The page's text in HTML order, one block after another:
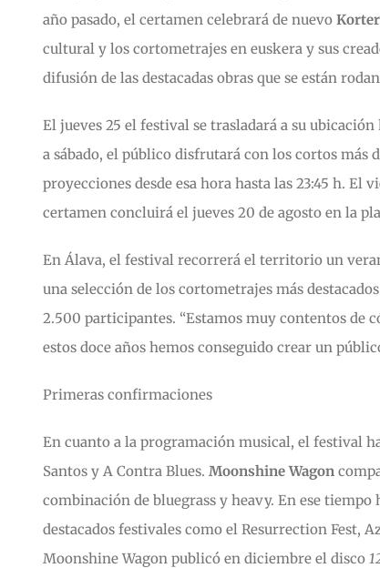
año pasado, el certamen celebrará de nuevo
cultural y los cortometrajes en euskera y sus
difusión de las destacadas obras que se están
El jueves 25 el festival se trasladará a su
a sábado, el público disfrutará con los cortos más
proyecciones desde esa hora hasta las 23:45 h.
certamen concluirá el jueves 20 de agosto en la
En Álava, el festival recorrerá el territorio un
una selección de los cortometrajes más
2.500 participantes. “Estamos muy contentos de
estos doce años hemos conseguido crear un
Primeras confirmaciones
En cuanto a la programación musical, el festival
Santos y A Contra Blues. Moonshine Wagon
combinación de bluegrass y heavy. En ese
destacados festivales como el Resurrection Fest,
Moonshine Wagon publicó en diciembre el disco